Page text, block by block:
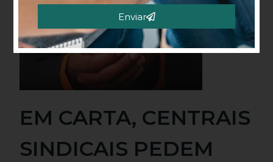
EM CARTA, CENTRAIS
SINDICAIS PEDEM
Enviar
Alternative: